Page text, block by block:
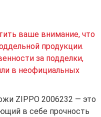
ваше внимание, что
продукции.
за подделки,
в неофициальных
ZIPPO 2006232 — это
в себе прочность